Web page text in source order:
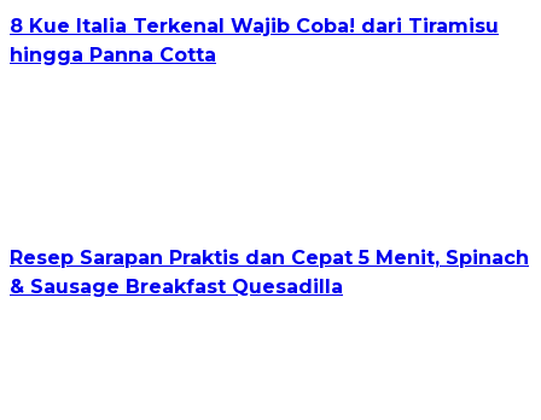
8 Kue Italia Terkenal Wajib Coba! dari Tiramisu
hingga Panna Cotta
Resep Sarapan Praktis dan Cepat 5 Menit, Spinach
& Sausage Breakfast Quesadilla